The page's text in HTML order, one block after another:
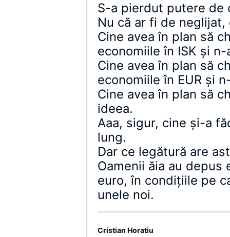
S-a pierdut putere de
Nu că ar fi de neglijat,
Cine avea în plan să
economiile în ISK şi
Cine avea în plan să
economiile în EUR şi
Cine avea în plan să
ideea.
Aaa, sigur, cine şi-a
lung.
Dar ce legătură are
Oamenii ăia au
euro, în condiţiile pe
unele noi.
Cristian Horatiu